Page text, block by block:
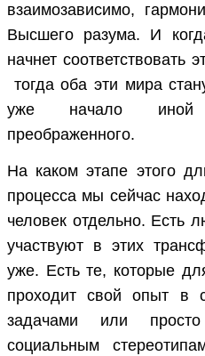
взаимозависимо,
Высшего разума. И
начнет соответствовать
тогда оба эти мира
уже начало иной
преображенного.
На каком этапе этого
процесса мы сейчас
человек отдельно. Есть
участвуют в этих
уже. Есть те, которые
проходит свой опыт в
задачами или
социальным